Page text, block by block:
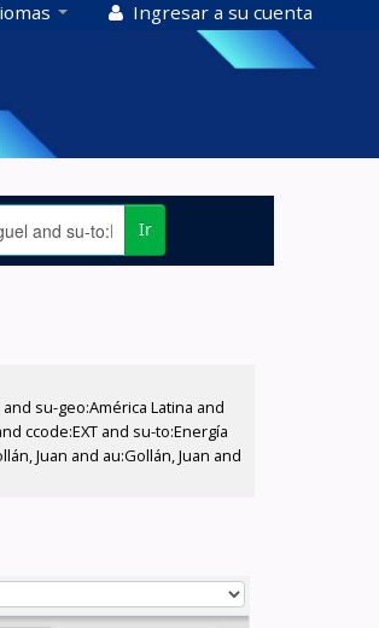
Ingresar a su cuenta
Ir
su-geo:América Latina and
ccode:EXT and su-to:Energía
Juan and au:Gollán, Juan and